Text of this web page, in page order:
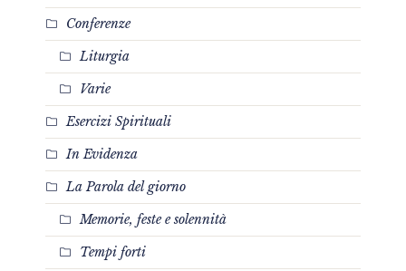
Conferenze
Liturgia
Varie
Esercizi Spirituali
In Evidenza
La Parola del giorno
Memorie, feste e solennità
Tempi forti